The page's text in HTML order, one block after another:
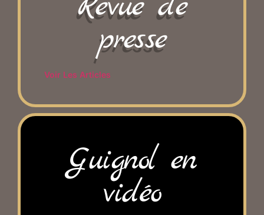
presse
Voir Les Articles
Guignol en
vidéo